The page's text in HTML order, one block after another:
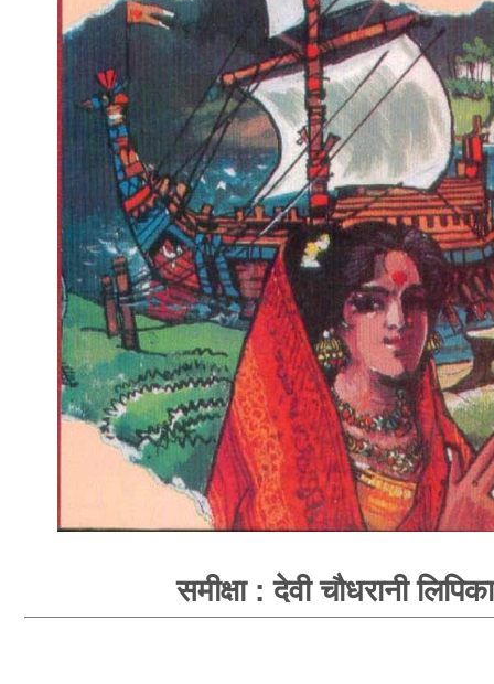
समीक्षा : देवी चौधरानी लिपिका